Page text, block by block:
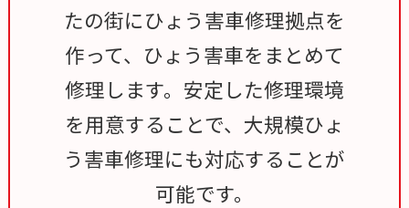
たの街にひょう害車修理拠点を
作って、ひょう害車をまとめて
修理します。安定した修理環境
を用意することで、大規模ひょ
う害車修理にも対応することが
可能です。